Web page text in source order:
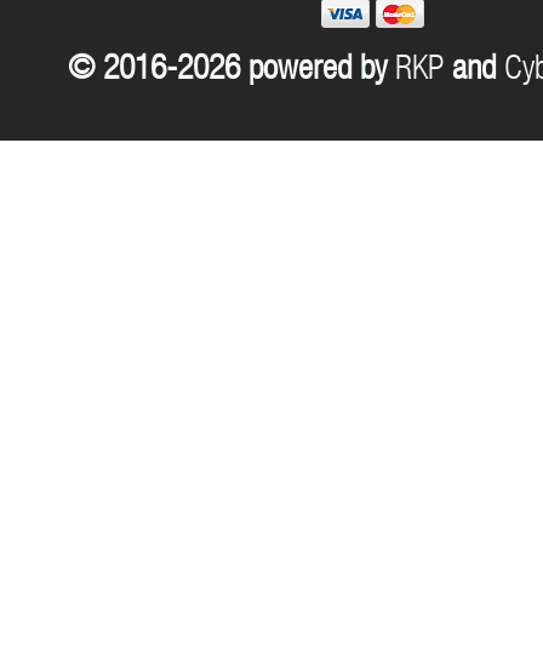
© 2016-2026 powered by RKP and